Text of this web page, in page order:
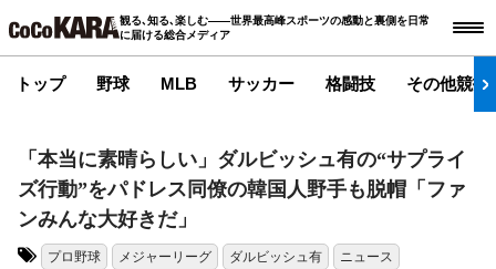
観る､知る､楽しむ――世界最高峰スポーツの感動と裏側を日常
に届ける総合メディア
トップ 野球 MLB サッカー 格闘技 その他競技
「本当に素晴らしい」ダルビッシュ有の“サプライ
ズ行動”をパドレス同僚の韓国人野手も脱帽「ファ
ンみんな大好きだ」
プロ野球 メジャーリーグ ダルビッシュ有 ニュース